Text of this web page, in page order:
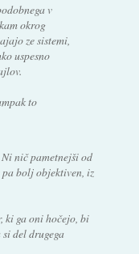
v
okrog
ze sistemi,
uspesno
to
nič pametnejši od
pa bolj objektiven, iz
ki ga oni hočejo, bi
del drugega